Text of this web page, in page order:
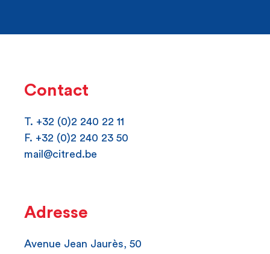
Contact
T. +32 (0)2 240 22 11
F. +32 (0)2 240 23 50
mail@citred.be
Adresse
Avenue Jean Jaurès, 50